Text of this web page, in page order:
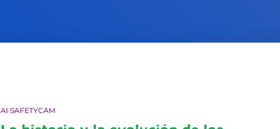
AI SAFETYCAM